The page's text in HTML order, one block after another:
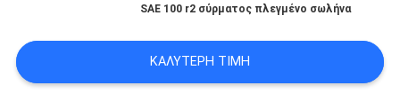
ΈΝΑ
ΑΠΌΣΠΑΣΜΑ
SAE 100 r2 σύρματος πλεγμένο σωλήνα
ΚΑΛΎΤΕΡΗ ΤΙΜΉ